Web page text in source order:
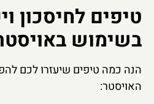
טיפים לחיסכון
בשימוש
הנה כמה טיפים שיעזרו לכם
האויסטר: